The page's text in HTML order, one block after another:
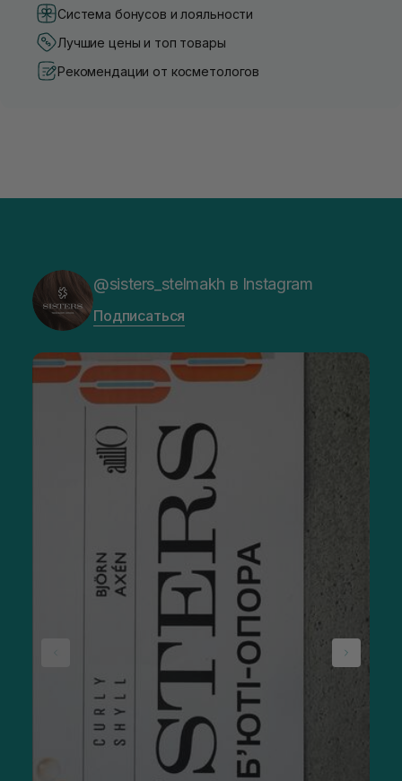
Система бонусов и лояльности
Лучшие цены и топ товары
Рекомендации от косметологов
@sisters_stelmakh в Instagram
Подписаться